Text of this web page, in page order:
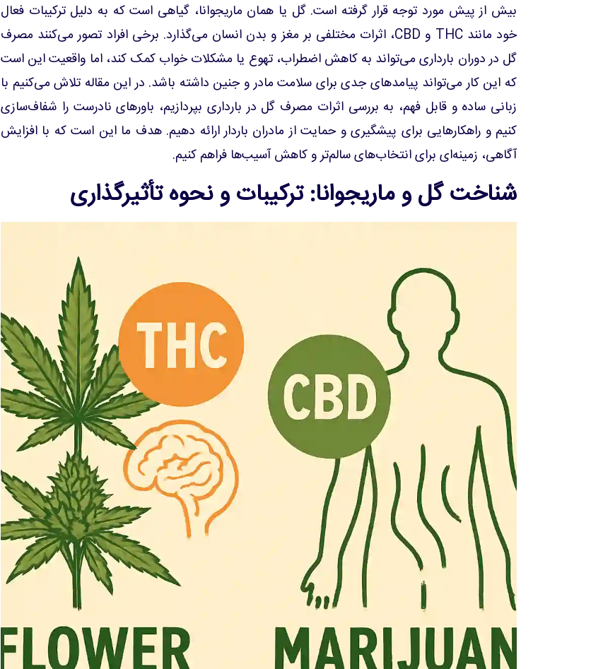
بیش از پیش مورد توجه قرار گرفته است. گل یا همان ماریجوانا، گیاهی است که به دلیل ترکیبات فعال
خود مانند THC و CBD، اثرات مختلفی بر مغز و بدن انسان می‌گذارد. برخی افراد تصور می‌کنند مصرف
گل در دوران بارداری می‌تواند به کاهش اضطراب، تهوع یا مشکلات خواب کمک کند، اما واقعیت این است
که این کار می‌تواند پیامدهای جدی برای سلامت مادر و جنین داشته باشد. در این مقاله تلاش می‌کنیم با
زبانی ساده و قابل فهم، به بررسی اثرات مصرف گل در بارداری بپردازیم، باورهای نادرست را شفاف‌سازی
کنیم و راهکارهایی برای پیشگیری و حمایت از مادران باردار ارائه دهیم. هدف ما این است که با افزایش
آگاهی، زمینه‌ای برای انتخاب‌های سالم‌تر و کاهش آسیب‌ها فراهم کنیم.
شناخت گل و ماریجوانا: ترکیبات و نحوه تأثیرگذاری